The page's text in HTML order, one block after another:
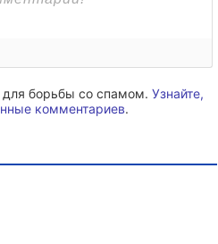
для борьбы со спамом. Узнайте,
комментариев.